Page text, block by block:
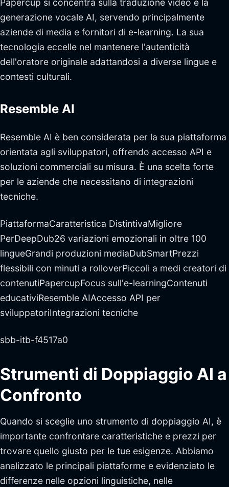
Papercup si concentra sulla traduzione video e la
generazione vocale AI, servendo principalmente
aziende di media e fornitori di e-learning. La sua
tecnologia eccelle nel mantenere l'autenticità
dell'oratore originale adattandosi a diverse lingue e
contesti culturali.
Resemble AI
Resemble AI è ben considerata per la sua piattaforma
orientata agli sviluppatori, offrendo accesso API e
soluzioni commerciali su misura. È una scelta forte
per le aziende che necessitano di integrazioni
tecniche.
PiattaformaCaratteristica DistintivaMigliore
PerDeepDub26 variazioni emozionali in oltre 100
lingueGrandi produzioni mediaDubSmartPrezzi
flessibili con minuti a rolloverPiccoli a medi creatori di
contenutiPapercupFocus sull'e-learningContenuti
educativiResemble AIAccesso API per
sviluppatoriIntegrazioni tecniche
sbb-itb-f4517a0
Strumenti di Doppiaggio AI a
Confronto
Quando si sceglie uno strumento di doppiaggio AI, è
importante confrontare caratteristiche e prezzi per
trovare quello giusto per le tue esigenze. Abbiamo
analizzato le principali piattaforme e evidenziato le
differenze nelle opzioni linguistiche, nelle